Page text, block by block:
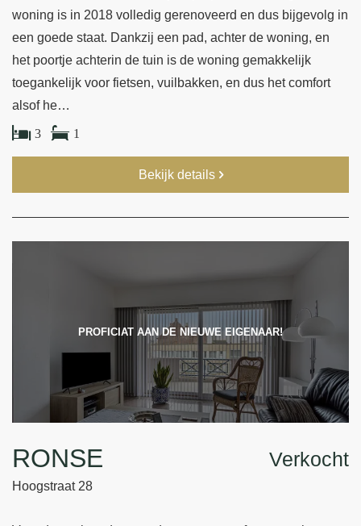
woning is in 2018 volledig gerenoveerd en dus bijgevolg in
een goede staat. Dankzij een pad, achter de woning, en
het poortje achterin de tuin is de woning gemakkelijk
toegankelijk voor fietsen, vuilbakken, en dus het comfort
alsof he…
3 1
Bekijk details
PROFICIAT AAN DE NIEUWE EIGENAAR!
RONSE
Hoogstraat 28
Verkocht